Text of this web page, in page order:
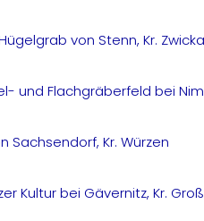
von Stenn, Kr.
und Flachgräberfeld bei
Sachsendorf, Kr. Würzen
Kultur bei Gävernitz, Kr.